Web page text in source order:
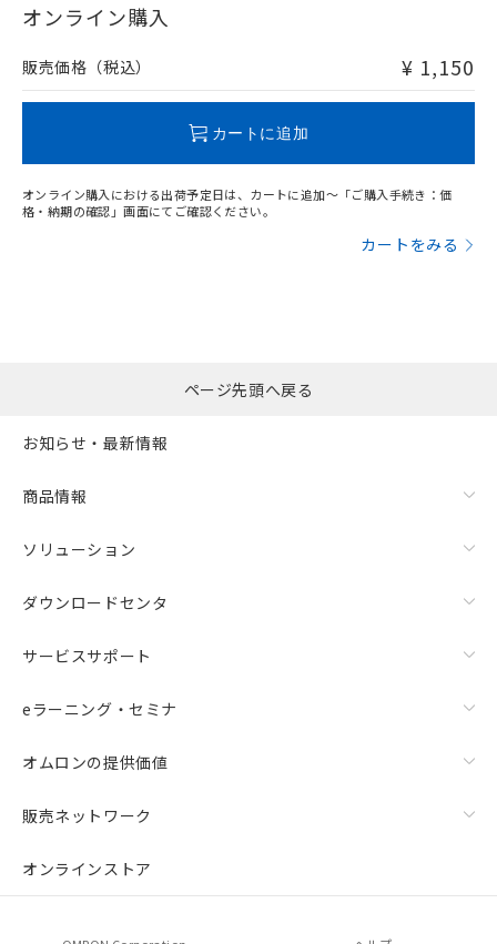
在庫等で未対応品が混在する可能性があります。
問い合わせください。
オンライン購入
販売価格（税込） ¥ 1,150
カートに追加
オンライン購入における出荷予定日は、カートに追加～「ご購入手続き：価
格・納期の確認」画面にてご確認ください。
カートをみる
ページ先頭へ戻る
お知らせ・最新情報
商品情報
ソリューション
ダウンロードセンタ
サービスサポート
eラーニング・セミナ
オムロンの提供価値
販売ネットワーク
オンラインストア